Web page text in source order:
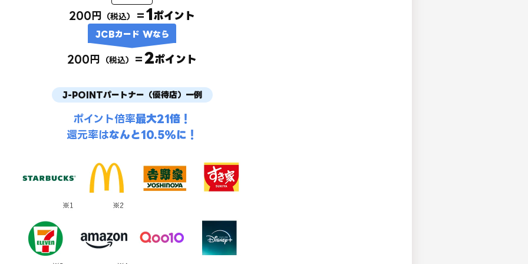
200円 （税込） ＝ 1ポイント
JCBカード Wなら
200円 （税込） ＝2ポイント
J-POINTパートナー（優待店）一例
ポイント倍率最大21倍！
還元率はなんと10.5%に！